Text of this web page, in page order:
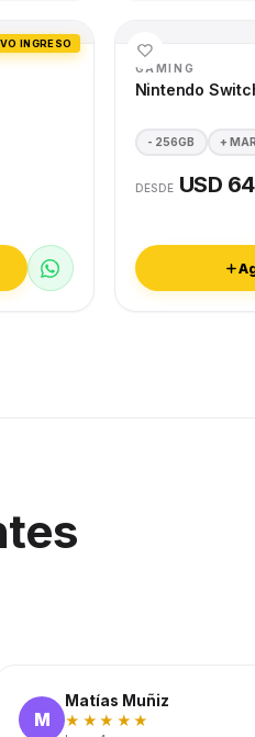
INGRESO
GAMING
Nintendo
- 256GB +
DESDE USD
M
Matías Muñiz
★★★★★